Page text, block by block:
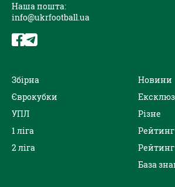
Наша пошта:
info@ukrfootball.ua
Збірна
Єврокубки
УПЛ
1 ліга
2 ліга
Новини
Різне
База